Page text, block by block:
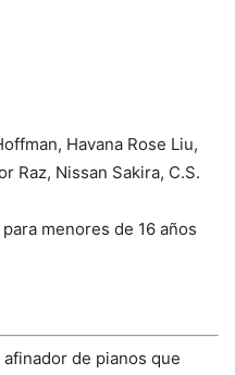
Havana Rose Liu,
Raz, Nissan Sakira, C.S.
menores de 16 años
de pianos que